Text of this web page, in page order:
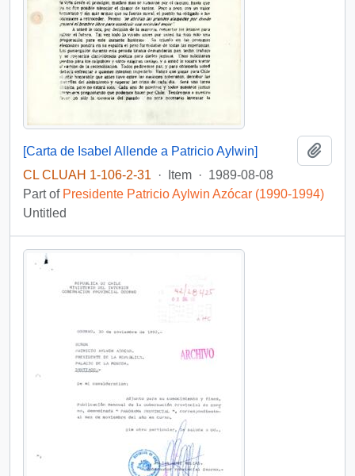
[Carta de Isabel Allende a Patricio Aylwin]
CL CLUAH 1-106-2-31
· Item · 1989-08-08
Part of Presidente Patricio Aylwin Azócar (1990-1994)
Untitled